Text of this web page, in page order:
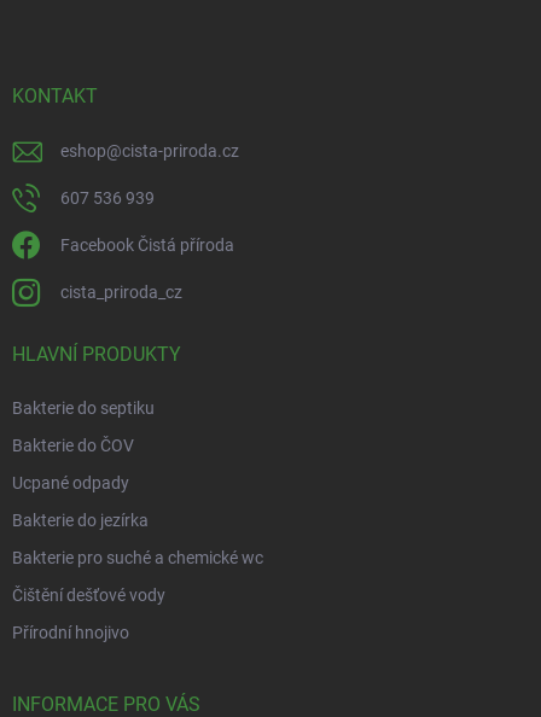
KONTAKT
eshop@cista-priroda.cz
607 536 939
Facebook Čistá příroda
cista_priroda_cz
HLAVNÍ PRODUKTY
Bakterie do septiku
Bakterie do ČOV
Ucpané odpady
Bakterie do jezírka
Bakterie pro suché a chemické wc
Čištění dešťové vody
Přírodní hnojivo
INFORMACE PRO VÁS